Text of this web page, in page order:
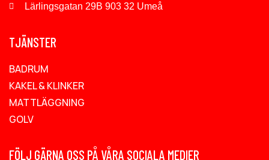
Lärlingsgatan 29B 903 32 Umeå
TJÄNSTER
BADRUM
KAKEL & KLINKER
MATTLÄGGNING
GOLV
FÖLJ GÄRNA OSS PÅ VÅRA SOCIALA MEDIER